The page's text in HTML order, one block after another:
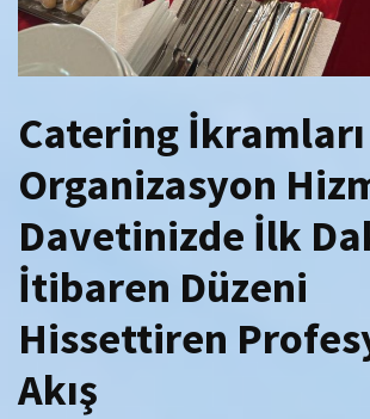
Catering
Organizasyon
Davetinizde İlk
İtibaren Düzeni
Hissettiren
Akış